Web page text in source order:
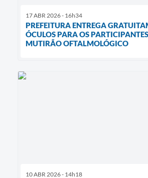
17 ABR 2026 - 16h34
PREFEITURA ENTREGA
ÓCULOS PARA OS
MUTIRÃO OFTALMOLÓGICO
10 ABR 2026 - 14h18